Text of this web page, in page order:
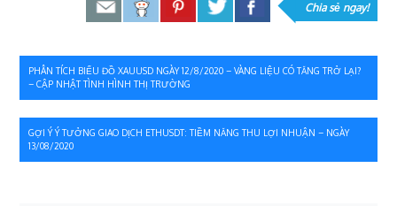
Chia sẻ ngay!
Điều
hướng
bài
viết
PHÂN TÍCH BIỂU ĐỒ XAUUSD NGÀY 12/8/2020 – VÀNG LIỆU CÓ TĂNG TRỞ LẠI?
– CẬP NHẬT TÌNH HÌNH THỊ TRƯỜNG
GỢI Ý Ý TƯỞNG GIAO DỊCH ETHUSDT: TIỀM NĂNG THU LỢI NHUẬN – NGÀY
13/08/2020